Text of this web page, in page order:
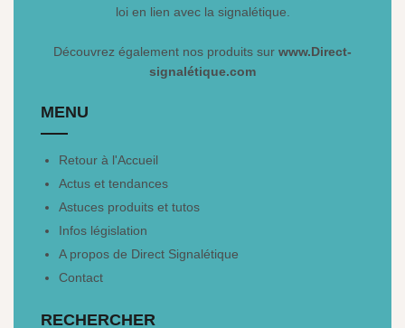
loi en lien avec la signalétique.
Découvrez également nos produits sur www.Direct-
signalétique.com
MENU
Retour à l'Accueil
Actus et tendances
Astuces produits et tutos
Infos législation
A propos de Direct Signalétique
Contact
RECHERCHER